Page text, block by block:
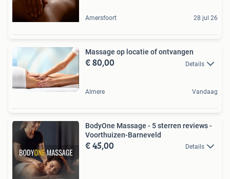
Amersfoort 28 jul 26
Massage op locatie of ontvangen
€ 80,00 Details
Almere Vandaag
BodyOne Massage - 5 sterren reviews -
Voorthuizen-Barneveld
€ 45,00 Details